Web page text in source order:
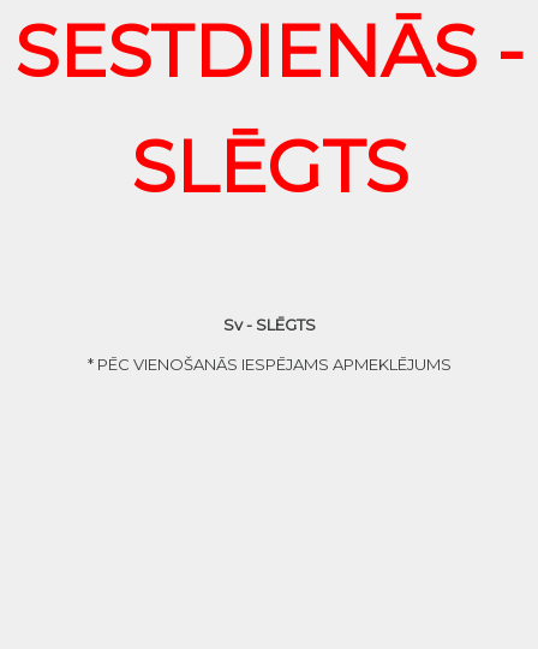
SESTDIENĀS -
SLĒGTS
Sv - SLĒGTS
* PĒC VIENOŠANĀS IESPĒJAMS APMEKLĒJUMS